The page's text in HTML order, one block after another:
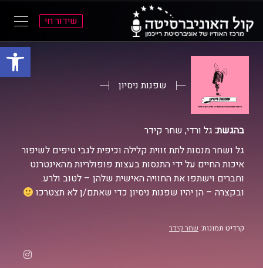
פתח
שידור חי
שפנות ניסיון
בהגשת: גל ורדי, שחר קידר
גל ושחר מנסות לתת זווית קלילה וכיפית לגבי טיפים לשיפור
איכות החיים על ידי התנסות בעצות פופולריות מהאינטרנט
וחברים וישתפו את החוויה האישית שלהן – לטוב ולרע.
ובקצרה – הן יהיו שפנות ניסיון כדי שאתם/ן לא תצטרכו
קרדיט תמונות: שחר קידר